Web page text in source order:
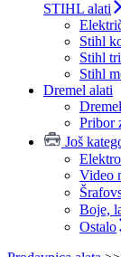
STIHL alati
Stihl
Stihl
Stihl
Dremel alati
Pribor
Još
Video
Boje,
Ostalo